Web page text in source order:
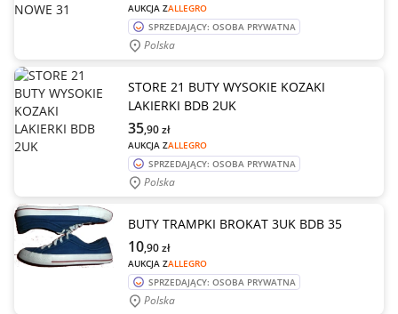
AUKCJA ZALLEGRO
SPRZEDAJĄCY: OSOBA PRYWATNA
Polska
STORE 21 BUTY WYSOKIE KOZAKI
LAKIERKI BDB 2UK
AUKCJA ZALLEGRO
35,90zł
SPRZEDAJĄCY: OSOBA PRYWATNA
Polska
BUTY TRAMPKI BROKAT 3UK BDB 35
AUKCJA ZALLEGRO
10,90zł
SPRZEDAJĄCY: OSOBA PRYWATNA
Polska